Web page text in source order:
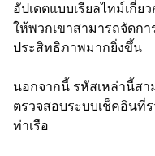
อัปเดตแบบเรียลไทม์เกี่
ให้พวกเขาสามารถจัดกา
ประสิทธิภาพมากยิ่งขึ้น
นอกจากนี้ รหัสเหล่านี้สา
ตรวจสอบระบบเช็คอินที่
ท่าเรือ